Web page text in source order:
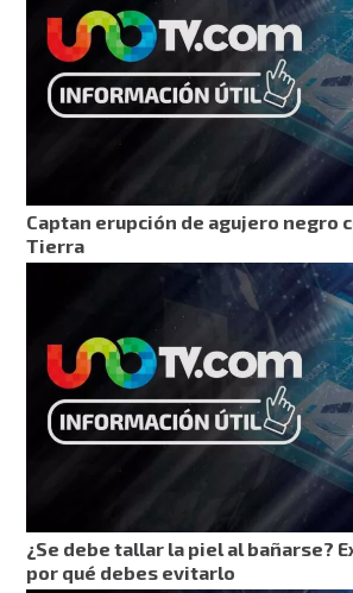
Captan erupción de agujero negro
Tierra
¿Se debe tallar la piel al bañarse?
por qué debes evitarlo